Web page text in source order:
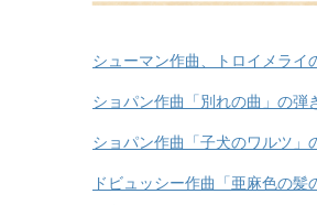
シューマン作曲、トロイメライ
ショパン作曲「別れの曲」の弾
ショパン作曲「子犬のワルツ」
ドビュッシー作曲「亜麻色の髪